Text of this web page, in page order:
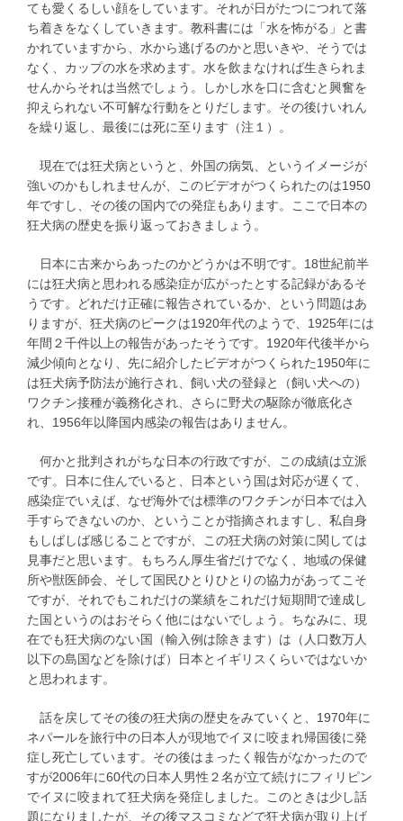
ても愛くるしい顔をしています。それが日がたつにつれて落
ち着きをなくしていきます。教科書には「水を怖がる」と書
かれていますから、水から逃げるのかと思いきや、そうでは
なく、カップの水を求めます。水を飲まなければ生きられま
せんからそれは当然でしょう。しかし水を口に含むと興奮を
抑えられない不可解な行動をとりだします。その後けいれん
を繰り返し、最後には死に至ります（注１）。
現在では狂犬病というと、外国の病気、というイメージが
強いのかもしれませんが、このビデオがつくられたのは1950
年ですし、その後の国内での発症もあります。ここで日本の
狂犬病の歴史を振り返っておきましょう。
日本に古来からあったのかどうかは不明です。18世紀前半
には狂犬病と思われる感染症が広がったとする記録があるそ
うです。どれだけ正確に報告されているか、という問題はあ
りますが、狂犬病のピークは1920年代のようで、1925年には
年間２千件以上の報告があったそうです。1920年代後半から
減少傾向となり、先に紹介したビデオがつくられた1950年に
は狂犬病予防法が施行され、飼い犬の登録と（飼い犬への）
ワクチン接種が義務化され、さらに野犬の駆除が徹底化さ
れ、1956年以降国内感染の報告はありません。
何かと批判されがちな日本の行政ですが、この成績は立派
です。日本に住んでいると、日本という国は対応が遅くて、
感染症でいえば、なぜ海外では標準のワクチンが日本では入
手すらできないのか、ということが指摘されますし、私自身
もしばしば感じることですが、この狂犬病の対策に関しては
見事だと思います。もちろん厚生省だけでなく、地域の保健
所や獣医師会、そして国民ひとりひとりの協力があってこそ
ですが、それでもこれだけの業績をこれだけ短期間で達成し
た国というのはおそらく他にはないでしょう。ちなみに、現
在でも狂犬病のない国（輸入例は除きます）は（人口数万人
以下の島国などを除けば）日本とイギリスくらいではないか
と思われます。
話を戻してその後の狂犬病の歴史をみていくと、1970年に
ネパールを旅行中の日本人が現地でイヌに咬まれ帰国後に発
症し死亡しています。その後はまったく報告がなかったので
すが2006年に60代の日本人男性２名が立て続けにフィリピン
でイヌに咬まれて狂犬病を発症しました。このときは少し話
題になりましたが、その後マスコミなどで狂犬病が取り上げ